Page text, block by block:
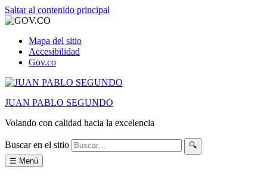
Saltar al contenido principal
Mapa del sitio
Accesibilidad
Gov.co
JUAN PABLO SEGUNDO
Volando con calidad hacia la excelencia
Buscar en el sitio
🔍
☰ Menú